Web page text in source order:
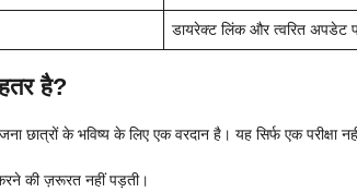
डायरेक्ट लिंक और त्वरित अपडेट
है?
छात्रों के भविष्य के लिए एक वरदान है। यह सिर्फ एक परीक्षा
करने की ज़रूरत नहीं पड़ती।